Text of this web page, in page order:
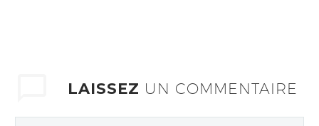
LAISSEZ UN COMMENTAIRE